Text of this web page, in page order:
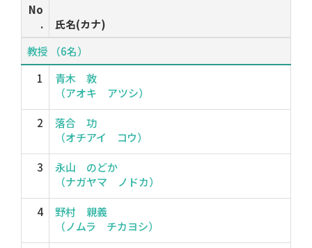
No
.
氏名(カナ)
教授 （6名）
1
青木 敦
（アオキ アツシ）
2
落合 功
（オチアイ コウ）
3
永山 のどか
（ナガヤマ ノドカ）
4
野村 親義
（ノムラ チカヨシ）